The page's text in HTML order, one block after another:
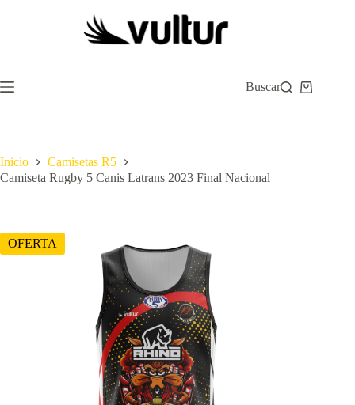
Buscar
Carro
Inicio
Camisetas R5
Camiseta Rugby 5 Canis Latrans 2023 Final Nacional
OFERTA